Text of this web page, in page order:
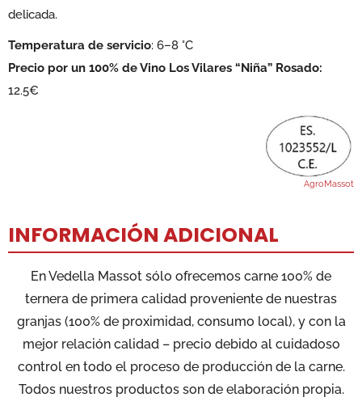
delicada.
Temperatura de servicio: 6–8 °C
Precio por un 100% de Vino Los Vilares “Niña” Rosado:
12.5€
AgroMassot
INFORMACIÓN ADICIONAL
En Vedella Massot sólo ofrecemos carne 100% de
ternera de primera calidad proveniente de nuestras
granjas (100% de proximidad, consumo local), y con la
mejor relación calidad – precio debido al cuidadoso
control en todo el proceso de producción de la carne.
Todos nuestros productos son de elaboración propia.